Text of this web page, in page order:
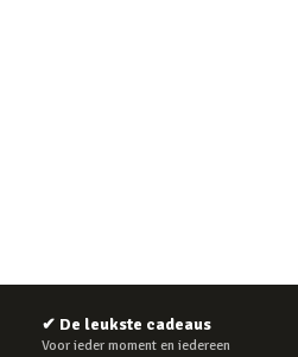
✔ De leukste cadeaus
Voor ieder moment en iedereen